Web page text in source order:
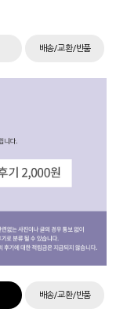
배송/교환/반품
배송/교환/반품